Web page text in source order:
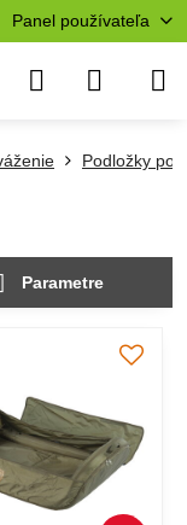
Panel používateľa
Podložky
Parametre